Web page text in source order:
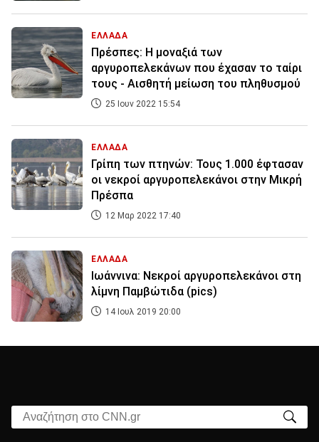
ΕΛΛΑΔΑ
Πρέσπες: Η μοναξιά των
αργυροπελεκάνων που έχασαν το ταίρι
τους - Αισθητή μείωση του πληθυσμού
25 Ιουν 2022 15:54
ΕΛΛΑΔΑ
Γρίπη των πτηνών: Τους 1.000 έφτασαν
οι νεκροί αργυροπελεκάνοι στην Μικρή
Πρέσπα
12 Μαρ 2022 17:40
ΕΛΛΑΔΑ
Ιωάννινα: Νεκροί αργυροπελεκάνοι στη
λίμνη Παμβώτιδα (pics)
14 Ιουλ 2019 20:00
Αναζήτηση στο CNN.gr